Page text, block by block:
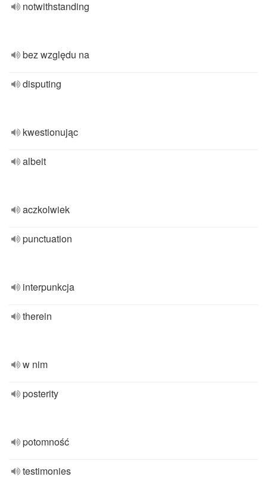
notwithstanding
bez względu na
disputing
kwestionując
albeit
aczkolwiek
punctuation
interpunkcja
therein
w nim
posterity
potomność
testimonies